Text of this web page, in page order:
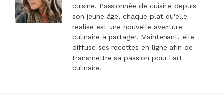
cuisine. Passionnée de cuisine depuis
son jeune âge, chaque plat qu'elle
réalise est une nouvelle aventure
culinaire à partager. Maintenant, elle
diffuse ses recettes en ligne afin de
transmettre sa passion pour l'art
culinaire.